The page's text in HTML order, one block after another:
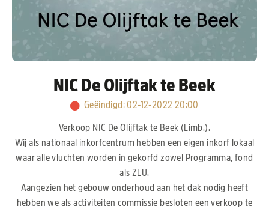
NIC De Olijftak te Beek
Geëindigd :02-12-2022 20:00
Verkoop NIC De Olijftak te Beek (Limb.).
Wij als nationaal inkorfcentrum hebben een eigen inkorf lokaal
waar alle vluchten worden in gekorfd zowel Programma, fond
als ZLU.
Aangezien het gebouw onderhoud aan het dak nodig heeft
hebben we als activiteiten commissie besloten een verkoop te